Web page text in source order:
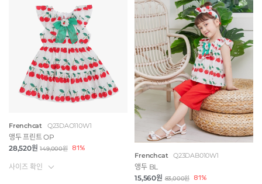
Frenchcat Q23DAO110W1
앵두 프린트 OP
28,520원 149,000원 81%
사이즈 확인
Frenchcat Q23DAB010W1
앵두 BL
15,560원 83,000원 81%